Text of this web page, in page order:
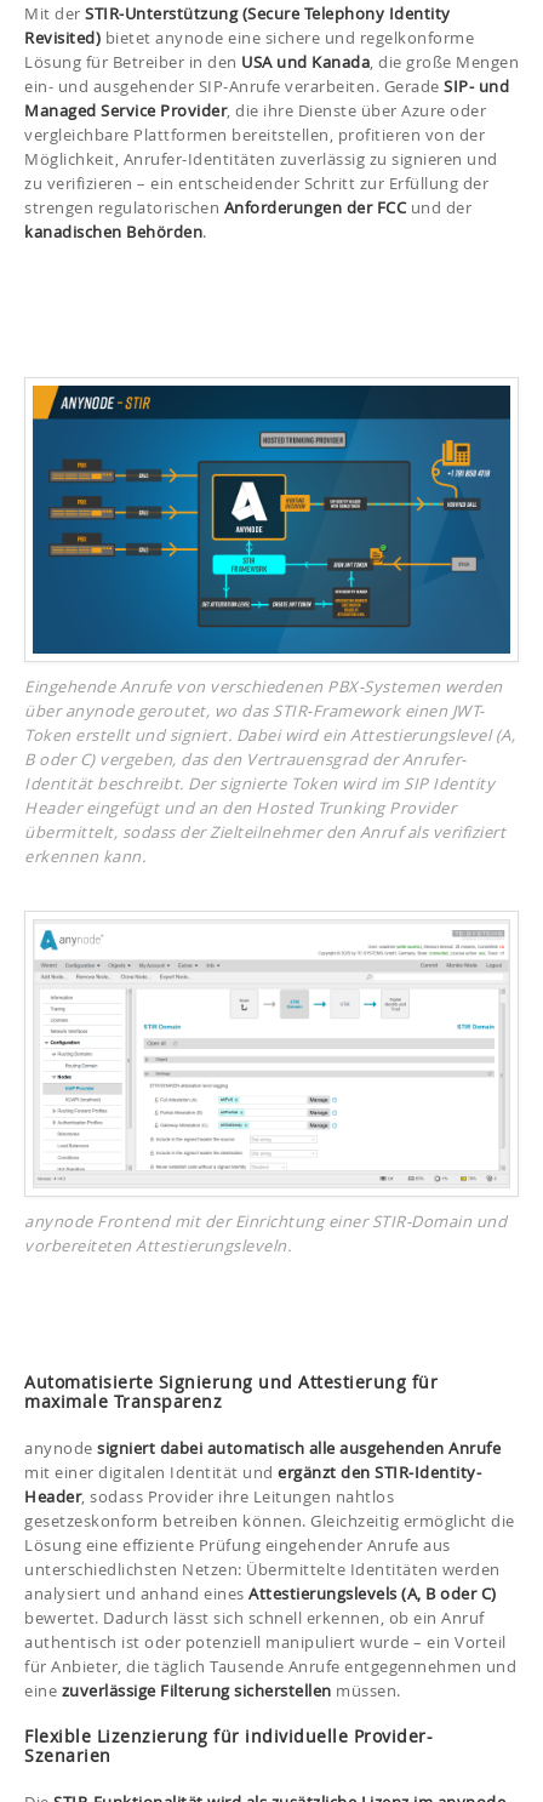
Mit der STIR-Unterstützung (Secure Telephony Identity
Revisited) bietet anynode eine sichere und regelkonforme
Lösung für Betreiber in den USA und Kanada, die große Mengen
ein- und ausgehender SIP-Anrufe verarbeiten. Gerade SIP- und
Managed Service Provider, die ihre Dienste über Azure oder
vergleichbare Plattformen bereitstellen, profitieren von der
Möglichkeit, Anrufer-Identitäten zuverlässig zu signieren und
zu verifizieren – ein entscheidender Schritt zur Erfüllung der
strengen regulatorischen Anforderungen der FCCund der
kanadischen Behörden.
Eingehende Anrufe von verschiedenen PBX-Systemen werden
über anynode geroutet, wo das STIR-Framework einen JWT-
Token erstellt und signiert. Dabei wird ein Attestierungslevel (A,
B oder C) vergeben, das den Vertrauensgrad der Anrufer-
Identität beschreibt. Der signierte Token wird im SIP Identity
Header eingefügt und an den Hosted Trunking Provider
übermittelt, sodass der Zielteilnehmer den Anruf als verifiziert
erkennen kann.
anynode Frontend mit der Einrichtung einer STIR-Domain und
vorbereiteten Attestierungsleveln.
Automatisierte Signierung und Attestierung für
maximale Transparenz
anynode signiert dabei automatisch alle ausgehenden Anrufe
mit einer digitalen Identität und ergänzt den STIR-Identity-
Header, sodass Provider ihre Leitungen nahtlos
gesetzeskonform betreiben können. Gleichzeitig ermöglicht die
Lösung eine effiziente Prüfung eingehender Anrufe aus
unterschiedlichsten Netzen: Übermittelte Identitäten werden
analysiert und anhand eines Attestierungslevels (A, B oder C)
bewertet. Dadurch lässt sich schnell erkennen, ob ein Anruf
authentisch ist oder potenziell manipuliert wurde – ein Vorteil
für Anbieter, die täglich Tausende Anrufe entgegennehmen und
eine zuverlässige Filterung sicherstellen müssen.
Flexible Lizenzierung für individuelle Provider-
Szenarien